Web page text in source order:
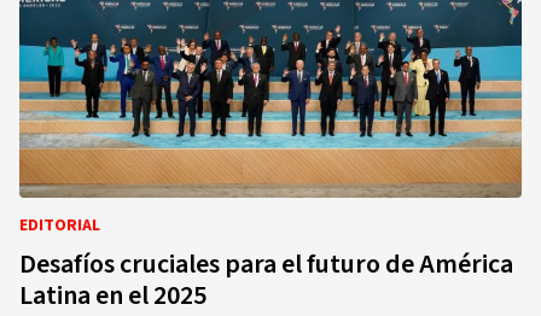
EDITORIAL
Desafíos cruciales para el futuro de América
Latina en el 2025